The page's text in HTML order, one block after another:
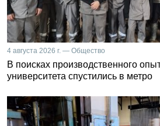
4 августа 2026 г. — Общество
В поисках производственного
университета спустились в метро